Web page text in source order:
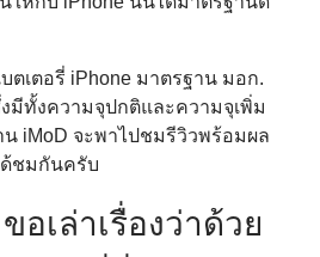
ตเตอรี่ iPhone มาตรฐาน มอก.
มีทั้งความจุปกติและความจุเพิ่ม
iMoD จะพาไปชมรีวิวพร้อมผล
ด้ชมกันครับ
อเล่าเรื่องว่าด้วย